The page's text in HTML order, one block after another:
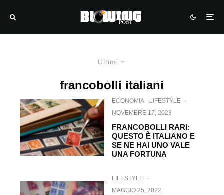
Ultimi
francobolli italiani
ECONOMIA LIFESTYLE ·
NOVEMBRE 17, 2023
FRANCOBOLLI RARI:
QUESTO È ITALIANO E
SE NE HAI UNO VALE
UNA FORTUNA
LIFESTYLE ·
MAGGIO 25, 2022